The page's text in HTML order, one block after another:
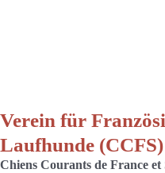
Verein für
Laufhunde (CCFS)
Chiens Courants de France et